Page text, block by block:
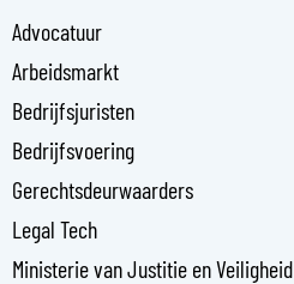
d
i
n
-
i
n
Advocatuur
Arbeidsmarkt
Bedrijfsjuristen
Bedrijfsvoering
Gerechtsdeurwaarders
Legal Tech
Ministerie van Justitie en Veiligheid